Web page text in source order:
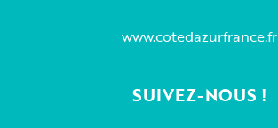
www.cotedazurfrance.fr
SUIVEZ-NOUS !